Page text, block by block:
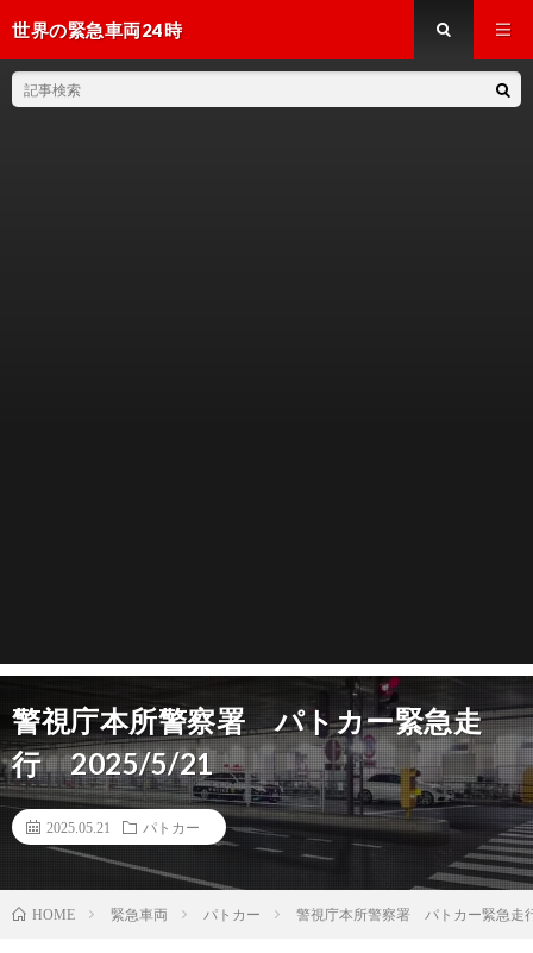
世界の緊急車両24時
警視庁本所警察署 パトカー緊急走
行 2025/5/21
2025.05.21 パトカー
HOME 緊急車両 パトカー 警視庁本所警察署 パトカー緊急